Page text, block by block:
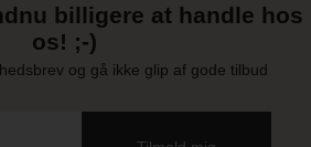
billigere at handle hos
os! ;-)
og gå ikke glip af gode tilbud